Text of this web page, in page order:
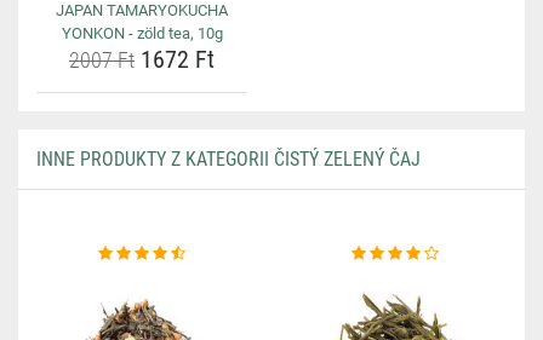
JAPAN TAMARYOKUCHA
YONKON - zöld tea, 10g
2007 Ft 1672 Ft
INNE PRODUKTY Z KATEGORII ČISTÝ ZELENÝ ČAJ